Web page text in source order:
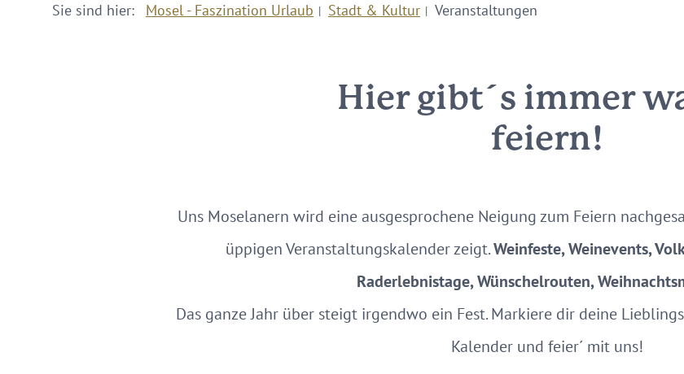
Sie sind hier: Mosel - Faszination Urlaub Stadt & Kultur Veranstaltungen
Hier gibt´s immer
feiern!
Uns Moselanern wird eine ausgesprochene Neigung zum Feiern
üppigen Veranstaltungskalender zeigt.Weinfeste, Weinevents,
Raderlebnistage, Wünschelrouten,
Das ganze Jahr über steigt irgendwo ein Fest. Markiere dir deine
Kalender und feier´ mit uns!